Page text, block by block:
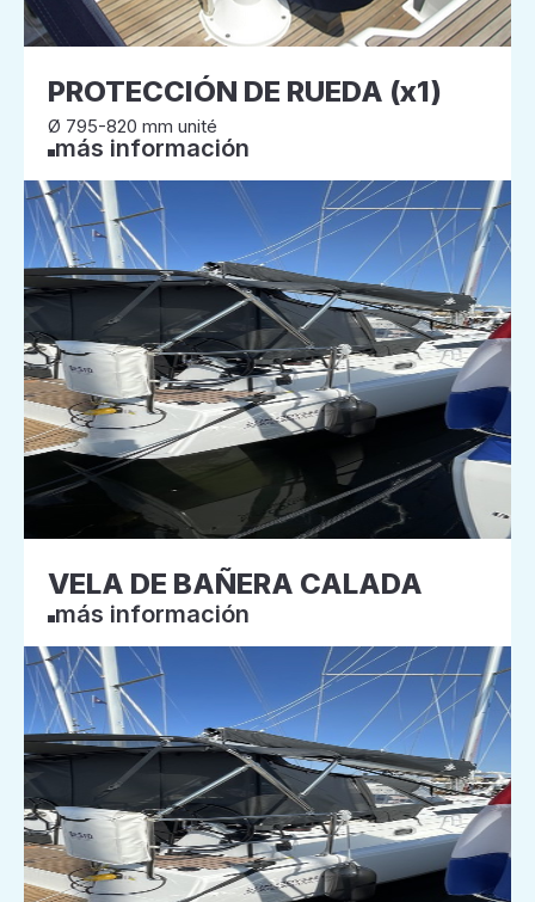
PROTECCIÓN DE RUEDA (x1)
Ø 795-820 mm unité
más información
VELA DE BAÑERA CALADA
más información